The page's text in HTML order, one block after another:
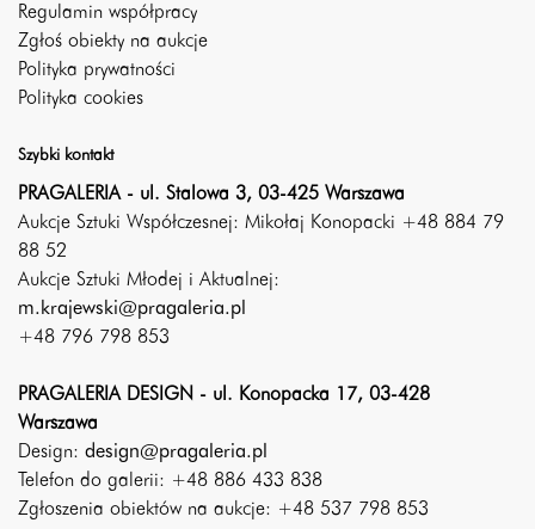
Regulamin współpracy
Zgłoś obiekty na aukcje
Polityka prywatności
Polityka cookies
Szybki kontakt
PRAGALERIA - ul. Stalowa 3, 03-425 Warszawa
Aukcje Sztuki Współczesnej: Mikołaj Konopacki +48 884 79
88 52
Aukcje Sztuki Młodej i Aktualnej:
m.krajewski@pragaleria.pl
+48 796 798 853
PRAGALERIA DESIGN - ul. Konopacka 17, 03-428
Warszawa
Design: design@pragaleria.pl
Telefon do galerii: +48 886 433 838
Zgłoszenia obiektów na aukcje: +48 537 798 853